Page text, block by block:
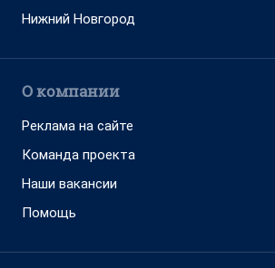
Нижний Новгород
О компании
Реклама на сайте
Команда проекта
Наши вакансии
Помощь